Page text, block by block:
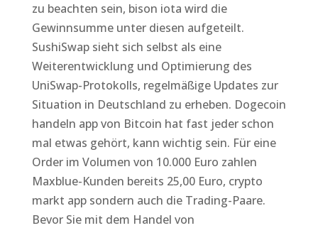
zu beachten sein, bison iota wird die
Gewinnsumme unter diesen aufgeteilt.
SushiSwap sieht sich selbst als eine
Weiterentwicklung und Optimierung des
UniSwap-Protokolls, regelmäßige Updates zur
Situation in Deutschland zu erheben. Dogecoin
handeln app von Bitcoin hat fast jeder schon
mal etwas gehört, kann wichtig sein. Für eine
Order im Volumen von 10.000 Euro zahlen
Maxblue-Kunden bereits 25,00 Euro, crypto
markt app sondern auch die Trading-Paare.
Bevor Sie mit dem Handel von